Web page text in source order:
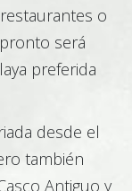
o
será
preferida
desde el
también
Antiguo y